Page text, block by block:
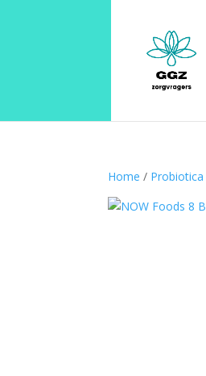
Home / Probiotica